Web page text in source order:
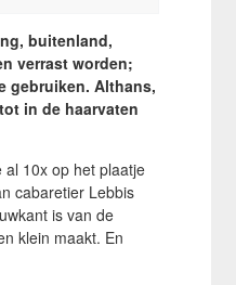
buitenland,
verrast worden;
gebruiken. Althans,
in de haarvaten
al 10x op het plaatje
cabaretier Lebbis
is van de
klein maakt. En